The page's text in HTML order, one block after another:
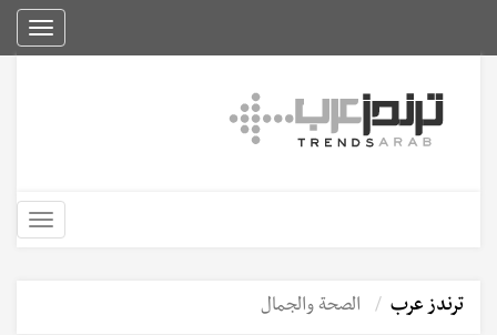
Toggle
Toggle
ترندز عرب الصحة والجمال